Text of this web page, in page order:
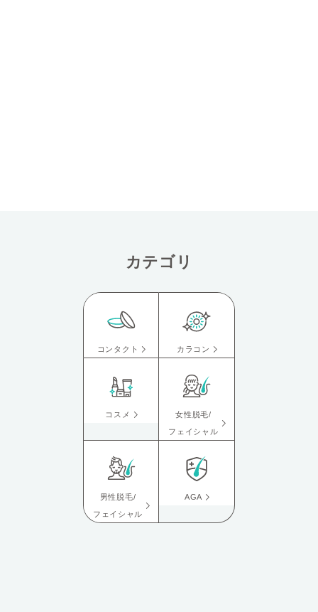
カテゴリ
コンタクト カラコン
コスメ
女性脱毛/
フェイシャル
男性脱毛/
フェイシャル
AGA